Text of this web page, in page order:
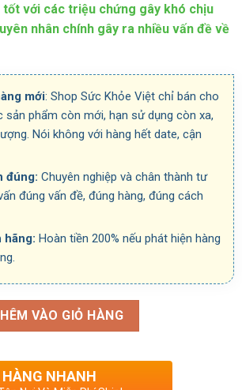
với các triệu chứng gây khó chịu
nhân chính gây ra nhiều vấn đề về
mới: Shop Sức Khỏe Việt chỉ bán cho
sản phẩm còn mới, hạn sử dụng còn xa,
Nói không với hàng hết date, cận
đúng: Chuyên nghiệp và chân thành tư
đúng vấn đề, đúng hàng, đúng cách
hãng: Hoàn tiền 200% nếu phát hiện hàng
VÀO GIỎ HÀNG
NHANH